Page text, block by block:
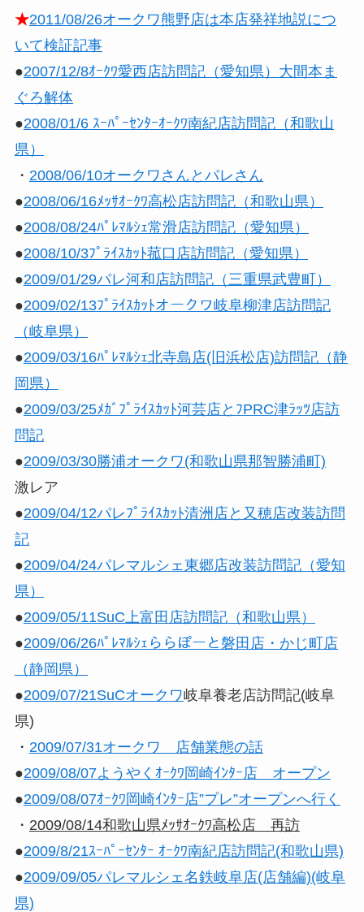
★2011/08/26オークワ熊野店は本店発祥地説につ
いて検証記事
●2007/12/8ｵｰｸﾜ愛西店訪問記（愛知県）大間本ま
ぐろ解体
●2008/01/6 ｽｰﾊﾟｰｾﾝﾀｰｵｰｸﾜ南紀店訪問記（和歌山
県）
・ 2008/06/10オークワさんとパレさん
●2008/06/16ﾒｯｻｵｰｸﾜ高松店訪問記（和歌山県）
●2008/08/24ﾊﾟﾚﾏﾙｼｪ常滑店訪問記（愛知県）
●2008/10/3ﾌﾟﾗｲｽｶｯﾄ菰口店訪問記（愛知県）
●2009/01/29パレ河和店訪問記（三重県武豊町）
●2009/02/13ﾌﾟﾗｲｽｶｯﾄオークワ岐阜柳津店訪問記
（岐阜県）
●2009/03/16ﾊﾟﾚﾏﾙｼｪ北寺島店(旧浜松店)訪問記（静
岡県）
●2009/03/25ﾒｶﾞﾌﾟﾗｲｽｶｯﾄ河芸店とﾌPRC津ﾗｯﾂ店訪
問記
●2009/03/30勝浦オークワ(和歌山県那智勝浦町)
激レア
●2009/04/12パレﾌﾟﾗｲｽｶｯﾄ清洲店と又穂店改装訪問
記
●2009/04/24パレマルシェ東郷店改装訪問記（愛知
県）
●2009/05/11SuC上富田店訪問記（和歌山県）
●2009/06/26ﾊﾟﾚﾏﾙｼｪららぽーと磐田店・かじ町店
（静岡県）
●2009/07/21SuCオークワ岐阜養老店訪問記(岐阜
県)
・ 2009/07/31オークワ 店舗業態の話
●2009/08/07ようやくｵｰｸﾜ岡崎ｲﾝﾀｰ店 オープン
●2009/08/07ｵｰｸﾜ岡崎ｲﾝﾀｰ店”プレ”オープンへ行く
・ 2009/08/14和歌山県ﾒｯｻｵｰｸﾜ高松店 再訪
●2009/8/21ｽｰﾊﾟｰｾﾝﾀｰ ｵｰｸﾜ南紀店訪問記(和歌山県)
●2009/09/05パレマルシェ名鉄岐阜店(店舗編)(岐阜
県)